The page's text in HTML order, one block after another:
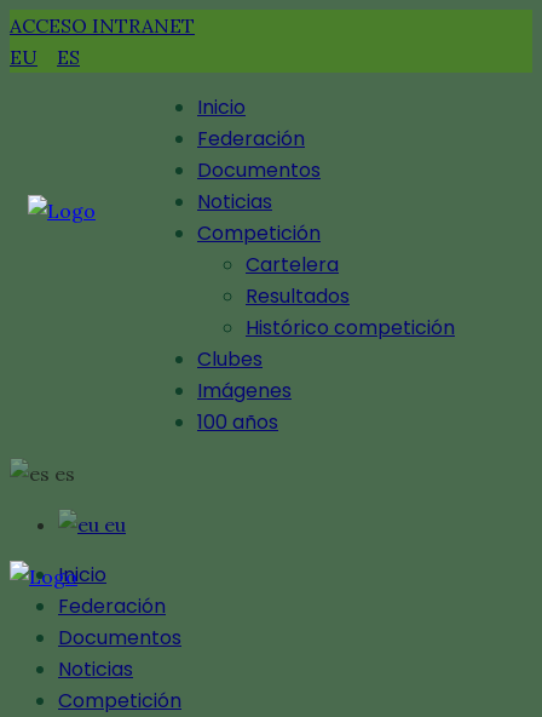
ACCESO INTRANET
EU
ES
Inicio
Federación
Documentos
Noticias
Competición
Cartelera
Resultados
Histórico competición
Clubes
Imágenes
100 años
es
eu
Inicio
Federación
Documentos
Noticias
Competición